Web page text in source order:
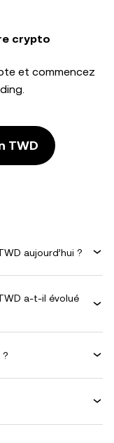
crypto
et commencez
TWD
aujourd’hui ?
a-t-il évolué
?